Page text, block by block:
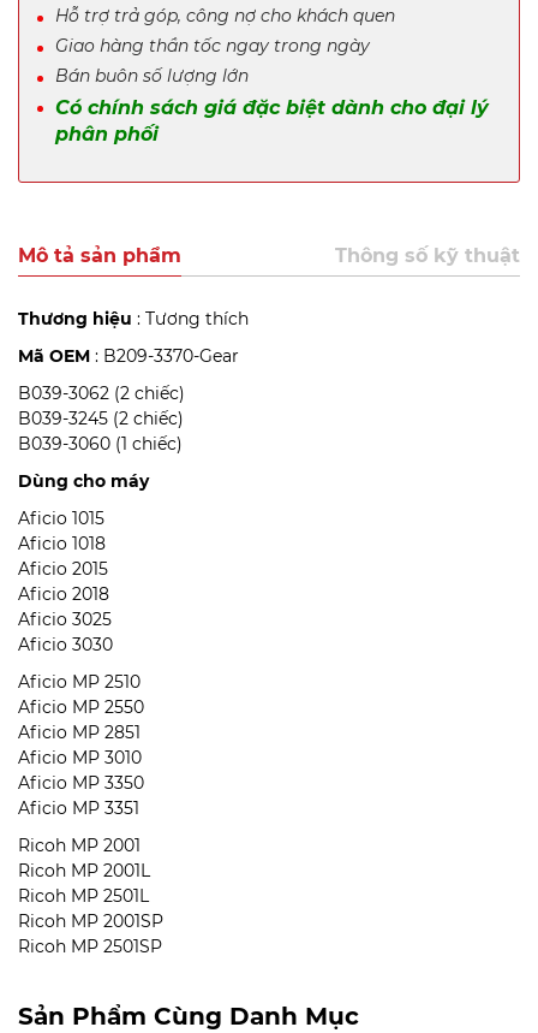
Hỗ trợ trả góp, công nợ cho khách quen
Giao hàng thần tốc ngay trong ngày
Bán buôn số lượng lớn
Có chính sách giá đặc biệt dành cho đại lý
phân phối
Mô tả sản phẩm Thông số kỹ thuật
Thương hiệu : Tương thích
Mã OEM : B209-3370-Gear
B039-3062 (2 chiếc)
B039-3245 (2 chiếc)
B039-3060 (1 chiếc)
Dùng cho máy
Aficio 1015
Aficio 1018
Aficio 2015
Aficio 2018
Aficio 3025
Aficio 3030
Aficio MP 2510
Aficio MP 2550
Aficio MP 2851
Aficio MP 3010
Aficio MP 3350
Aficio MP 3351
Ricoh MP 2001
Ricoh MP 2001L
Ricoh MP 2501L
Ricoh MP 2001SP
Ricoh MP 2501SP
Sản Phẩm Cùng Danh Mục